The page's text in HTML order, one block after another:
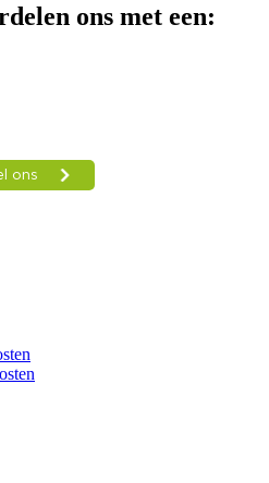
ons met een: